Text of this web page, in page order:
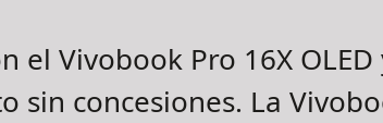
el Vivobook Pro 16X
concesiones. La